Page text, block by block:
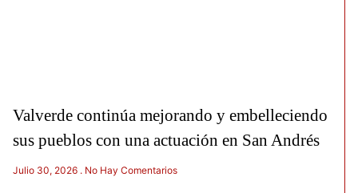
Valverde continúa mejorando y embelleciendo
sus pueblos con una actuación en San Andrés
Julio 30, 2026 No Hay Comentarios